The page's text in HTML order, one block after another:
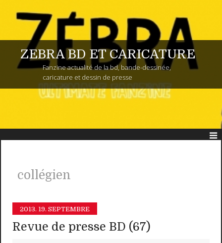
ZEBRA BD ET CARICATURE
Fanzine actualité de la bd, bande-dessinée,
caricature et dessin de presse
collégien
2013. 19. SEPTEMBRE
Revue de presse BD (67)